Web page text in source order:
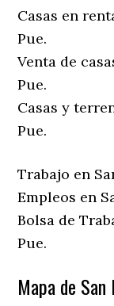
Casas en
Pue.
Venta de
Pue.
Casas y
Pue.
Trabajo en
Empleos en
Bolsa de
Pue.
Mapa de San